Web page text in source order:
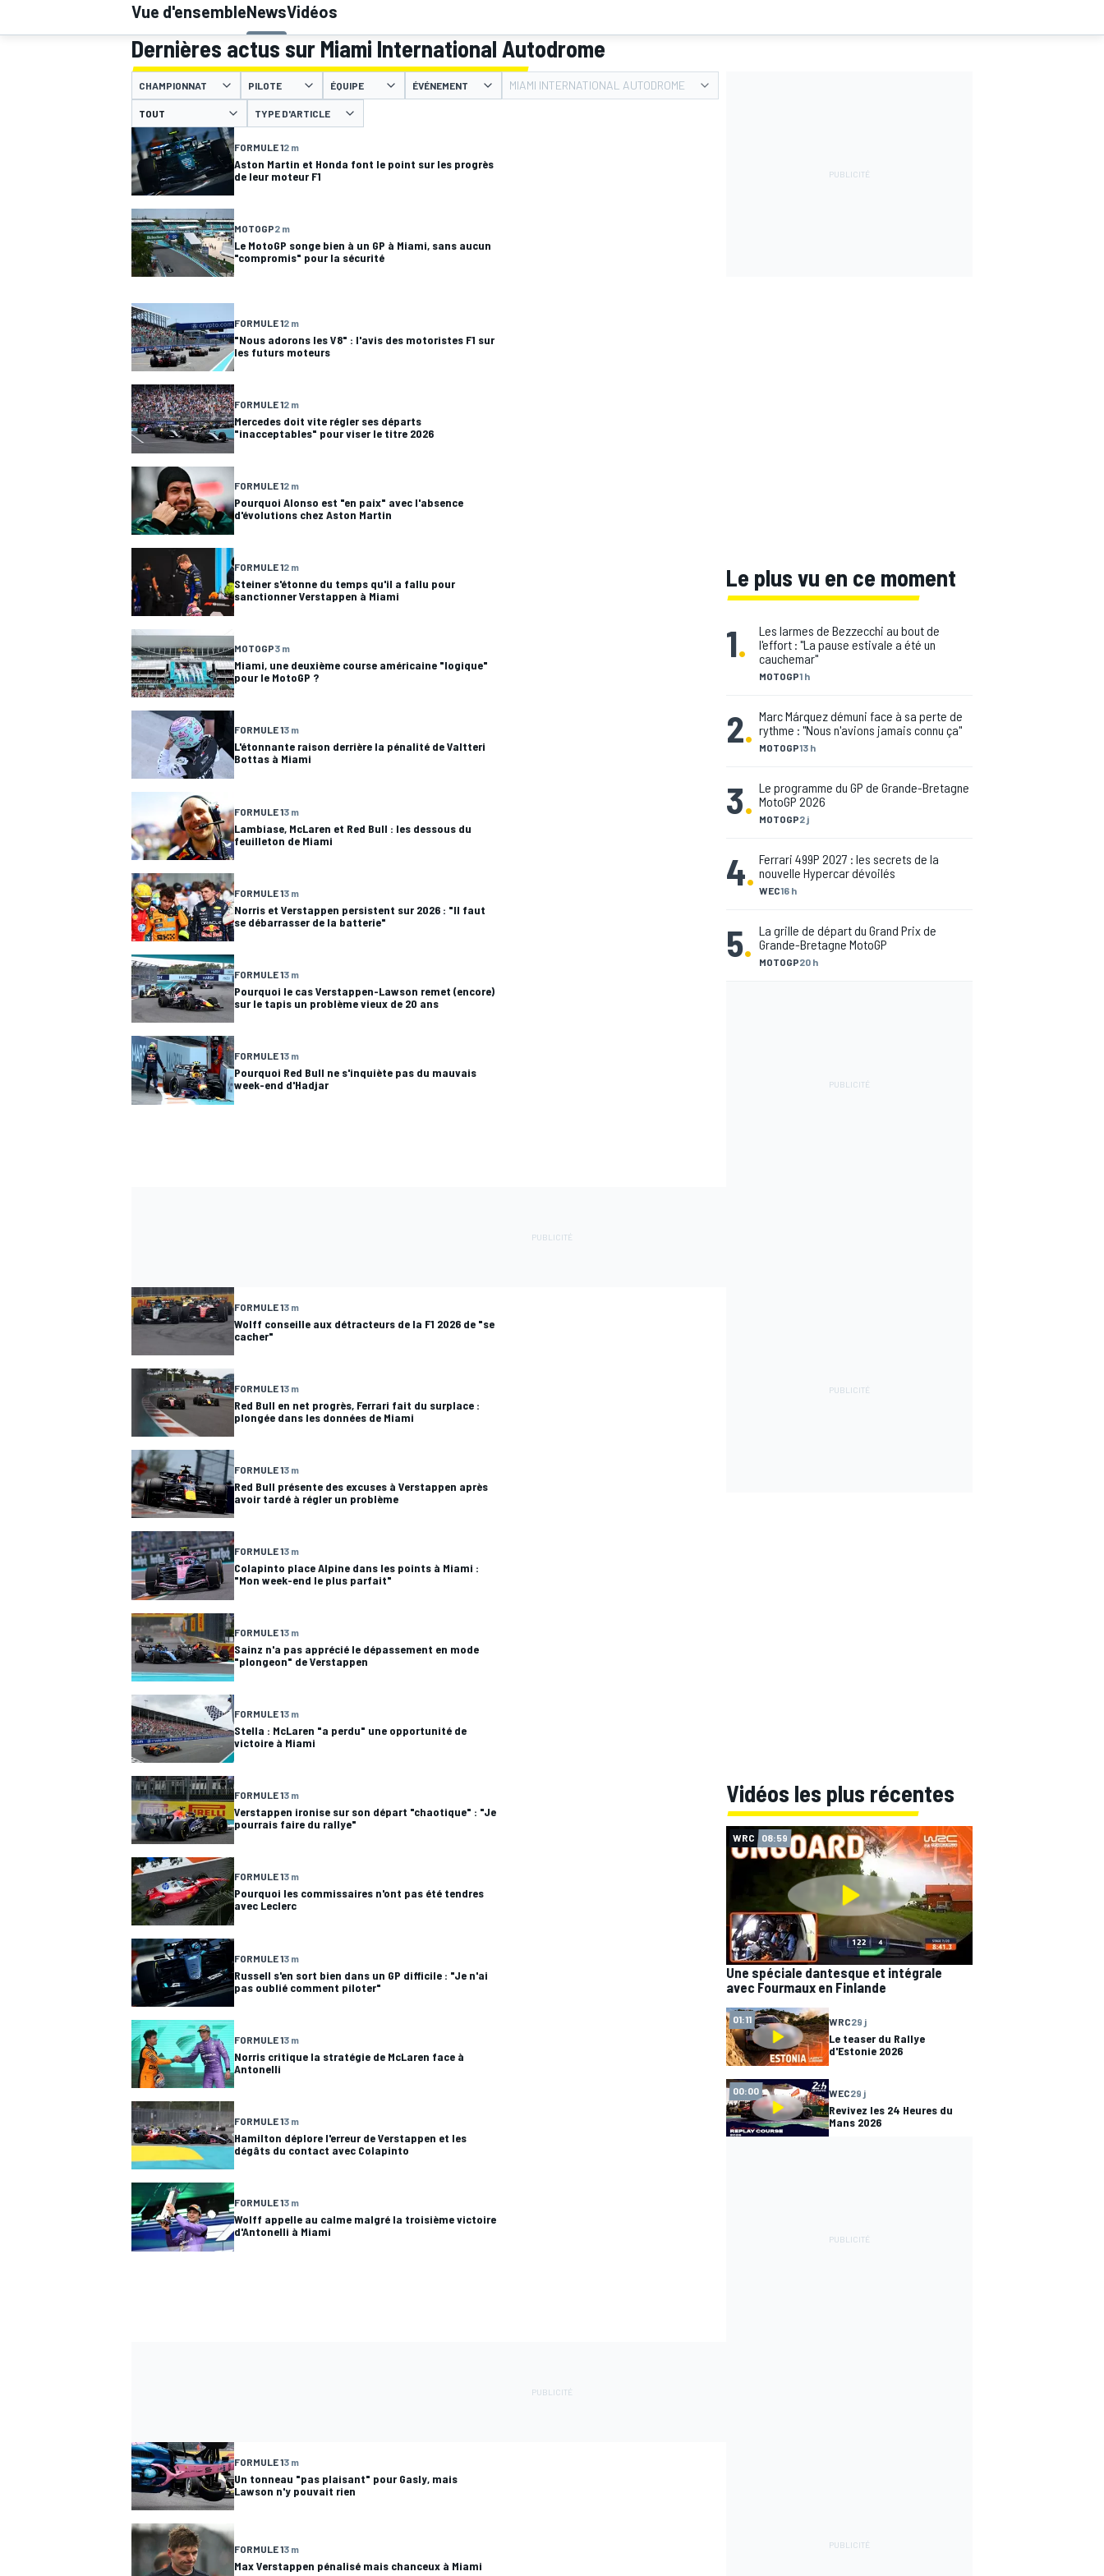
MOTOGP
WRC
WEC
AUTRES CHAMPIONNATS
Vue d'ensembleNewsVidéos
Dernières actus sur Miami International Autodrome
CHAMPIONNAT PILOTE ÉQUIPE ÉVÉNEMENT MIAMI INTERNATIONAL AUTODROME
TYPE D'ARTICLE
FORMULE 12 m
Aston Martin et Honda font le point sur les progrès
de leur moteur F1
MOTOGP2 m
Le MotoGP songe bien à un GP à Miami, sans aucun
"compromis" pour la sécurité
FORMULE 12 m
"Nous adorons les V8" : l'avis des motoristes F1 sur
les futurs moteurs
FORMULE 12 m
Mercedes doit vite régler ses départs
"inacceptables" pour viser le titre 2026
FORMULE 12 m
Pourquoi Alonso est "en paix" avec l'absence
d'évolutions chez Aston Martin
FORMULE 12 m
Steiner s'étonne du temps qu'il a fallu pour
sanctionner Verstappen à Miami
MOTOGP3 m
Miami, une deuxième course américaine "logique"
pour le MotoGP ?
FORMULE 13 m
L'étonnante raison derrière la pénalité de Valtteri
Bottas à Miami
FORMULE 13 m
Lambiase, McLaren et Red Bull : les dessous du
feuilleton de Miami
FORMULE 13 m
Norris et Verstappen persistent sur 2026 : "Il faut
se débarrasser de la batterie"
FORMULE 13 m
Pourquoi le cas Verstappen-Lawson remet (encore)
sur le tapis un problème vieux de 20 ans
FORMULE 13 m
Pourquoi Red Bull ne s'inquiète pas du mauvais
week-end d'Hadjar
Le plus vu en ce moment
1.
MOTOGP1 h
Les larmes de Bezzecchi au bout de
l'effort : "La pause estivale a été un
cauchemar"
2. MOTOGP13 h
Marc Márquez démuni face à sa perte de
rythme : "Nous n'avions jamais connu ça"
3. MOTOGP2 j
Le programme du GP de Grande-Bretagne
MotoGP 2026
4. WEC16 h
Ferrari 499P 2027 : les secrets de la
nouvelle Hypercar dévoilés
5. MOTOGP20 h
La grille de départ du Grand Prix de
Grande-Bretagne MotoGP
FORMULE 13 m
Wolff conseille aux détracteurs de la F1 2026 de "se
cacher"
FORMULE 13 m
Red Bull en net progrès, Ferrari fait du surplace :
plongée dans les données de Miami
FORMULE 13 m
Red Bull présente des excuses à Verstappen après
avoir tardé à régler un problème
FORMULE 13 m
Colapinto place Alpine dans les points à Miami :
"Mon week-end le plus parfait"
FORMULE 13 m
Sainz n'a pas apprécié le dépassement en mode
"plongeon" de Verstappen
FORMULE 13 m
Stella : McLaren "a perdu" une opportunité de
victoire à Miami
FORMULE 13 m
Verstappen ironise sur son départ "chaotique" : "Je
pourrais faire du rallye"
FORMULE 13 m
Pourquoi les commissaires n'ont pas été tendres
avec Leclerc
FORMULE 13 m
Russell s'en sort bien dans un GP difficile : "Je n'ai
pas oublié comment piloter"
FORMULE 13 m
Norris critique la stratégie de McLaren face à
Antonelli
FORMULE 13 m
Hamilton déplore l'erreur de Verstappen et les
dégâts du contact avec Colapinto
FORMULE 13 m
Wolff appelle au calme malgré la troisième victoire
d'Antonelli à Miami
Vidéos les plus récentes
WRC 08:59
Une spéciale dantesque et intégrale
avec Fourmaux en Finlande
01:11 WRC29 j
Le teaser du Rallye
d'Estonie 2026
00:00 WEC29 j
Revivez les 24 Heures du
Mans 2026
FORMULE 13 m
Un tonneau "pas plaisant" pour Gasly, mais
Lawson n'y pouvait rien
FORMULE 13 m
Max Verstappen pénalisé mais chanceux à Miami